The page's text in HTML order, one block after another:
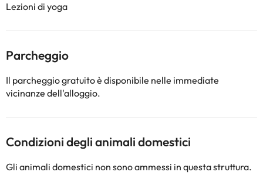
Lezioni di yoga
Parcheggio
Il parcheggio gratuito è disponibile nelle immediate
vicinanze dell'alloggio.
Condizioni degli animali domestici
Gli animali domestici non sono ammessi in questa struttura.